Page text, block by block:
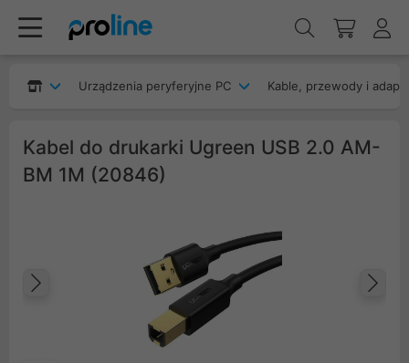
Urządzenia peryferyjne PC Kable, przewody i
Kabel do drukarki Ugreen USB 2.0 AM-
BM 1M (20846)
Poprzedni